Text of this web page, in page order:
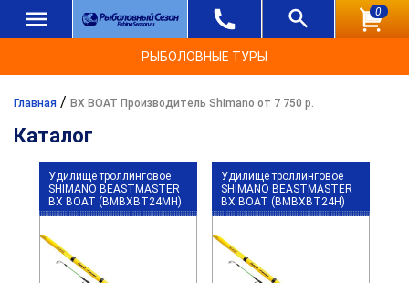
0
РЫБОЛОВНЫЕ ТУРЫ
Главная / BX BOAT Производитель Shimano от 7 750 р.
Каталог
Удилище троллинговое
SHIMANO BEASTMASTER
BX BOAT (BMBXBT24MH)
Удилище троллинговое
SHIMANO BEASTMASTER
BX BOAT (BMBXBT24H)